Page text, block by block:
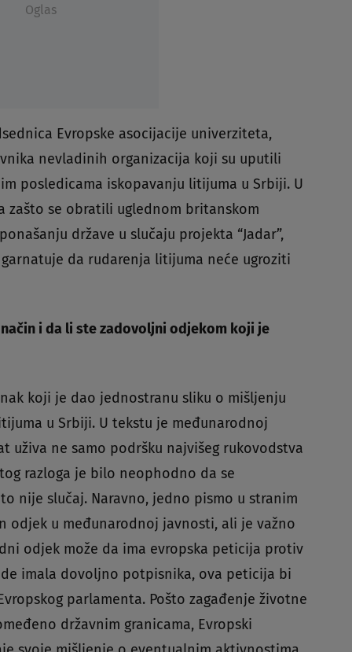
Oglas
Evropske asocijacije univerziteta,
nevladinih organizacija koji su uputili
posledicama iskopavanju litijuma u Srbiji. U
zašto se obratili uglednom britanskom
države u slučaju projekta “Jadar”,
da rudarenja litijuma neće ugroziti
i da li ste zadovoljni odjekom koji je
koji je dao jednostranu sliku o mišljenju
u Srbiji. U tekstu je međunarodnoj
uživa ne samo podršku najvišeg rukovodstva
razloga je bilo neophodno da se
nije slučaj. Naravno, jedno pismo u stranim
odjek u međunarodnoj javnosti, ali je važno
odjek može da ima evropska peticija protiv
imala dovoljno potpisnika, ova peticija bi
parlamenta. Pošto zagađenje životne
državnim granicama, Evropski